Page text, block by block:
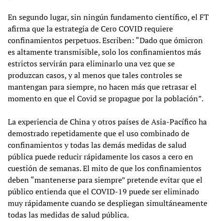
En segundo lugar, sin ningún fundamento científico, el FT
afirma que la estrategia de Cero COVID requiere
confinamientos perpetuos. Escriben: “Dado que ómicron
es altamente transmisible, solo los confinamientos más
estrictos servirán para eliminarlo una vez que se
produzcan casos, y al menos que tales controles se
mantengan para siempre, no hacen más que retrasar el
momento en que el Covid se propague por la población”.
La experiencia de China y otros países de Asia-Pacífico ha
demostrado repetidamente que el uso combinado de
confinamientos y todas las demás medidas de salud
pública puede reducir rápidamente los casos a cero en
cuestión de semanas. El mito de que los confinamientos
deben “mantenerse para siempre” pretende evitar que el
público entienda que el COVID-19 puede ser eliminado
muy rápidamente cuando se despliegan simultáneamente
todas las medidas de salud pública.